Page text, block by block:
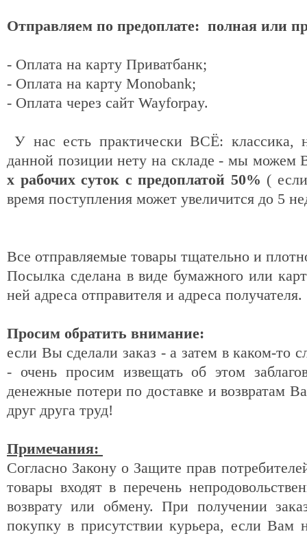
Отправляем по предоплате: полная или
- Оплата на карту Приватбанк;
- Оплата на карту Monobank;
- Оплата через сайт Wayforpay.
У нас есть практически ВСЁ: классика,
данной позиции нету на складе - мы можем
х рабочих суток с предоплатой 50% (
время поступления может увеличится до 5
Все отправляемые товары тщательно и
Посылка сделана в виде бумажного или
ней адреса отправителя и адреса получателя.
Просим обратить внимание:
если Вы сделали заказ - а затем в каком-то
- очень просим извещать об этом
денежные потери по доставке и возвратам
друг друга труд!
Примечания:
Согласно Закону о Защите прав
товары входят в перечень
возврату или обмену. При получении
покупку в присутствии курьера, если Вам